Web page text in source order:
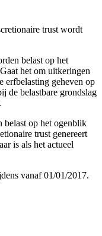
trust wordt
belast op het
het om uitkeringen
erfbelasting geheven op
de belastbare grondslag
belast op het ogenblik
trust genereert
is als het actueel
vanaf 01/01/2017.